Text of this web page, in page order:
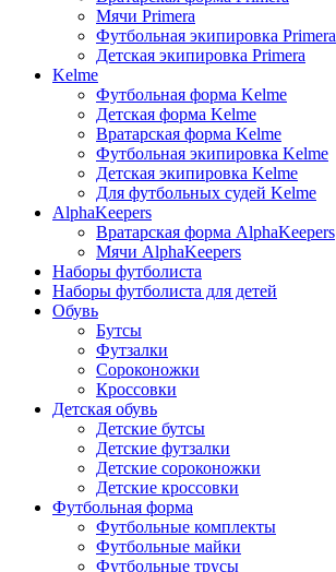
Мячи Primera
Футбольная экипировка Primera
Детская экипировка Primera
Kelme
Футбольная форма Kelme
Детская форма Kelme
Вратарская форма Kelme
Футбольная экипировка Kelme
Детская экипировка Kelme
Для футбольных судей Kelme
AlphaKeepers
Вратарская форма AlphaKeepers
Мячи AlphaKeepers
Наборы футболиста
Наборы футболиста для детей
Обувь
Бутсы
Футзалки
Сороконожки
Кроссовки
Детская обувь
Детские бутсы
Детские футзалки
Детские сороконожки
Детские кроссовки
Футбольная форма
Футбольные комплекты
Футбольные майки
Футбольные трусы